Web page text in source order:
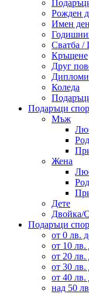
Рожден
Имен ден
Сватба /
Кръщене
Друг
Коледа
Подаръци
Мъж
Жена
Дете
Двойка/
Подаръци
от 0 лв.
от 10 лв.
от 20 лв.
от 30 лв.
от 40 лв.
над 50